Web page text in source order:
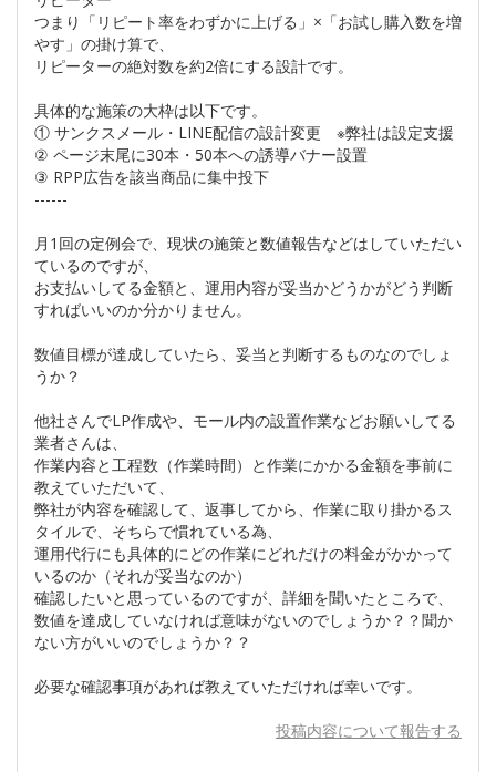
つまり「リピート率をわずかに上げる」×「お試し購入数を増
やす」の掛け算で、
リピーターの絶対数を約2倍にする設計です。
具体的な施策の大枠は以下です。
① サンクスメール・LINE配信の設計変更 ※弊社は設定支援
② ページ末尾に30本・50本への誘導バナー設置
③ RPP広告を該当商品に集中投下
------
月1回の定例会で、現状の施策と数値報告などはしていただい
ているのですが、
お支払いしてる金額と、運用内容が妥当かどうかがどう判断
すればいいのか分かりません。
数値目標が達成していたら、妥当と判断するものなのでしょ
うか？
他社さんでLP作成や、モール内の設置作業などお願いしてる
業者さんは、
作業内容と工程数（作業時間）と作業にかかる金額を事前に
教えていただいて、
弊社が内容を確認して、返事してから、作業に取り掛かるス
タイルで、そちらで慣れている為、
運用代行にも具体的にどの作業にどれだけの料金がかかって
いるのか（それが妥当なのか）
確認したいと思っているのですが、詳細を聞いたところで、
数値を達成していなければ意味がないのでしょうか？？聞か
ない方がいいのでしょうか？？
必要な確認事項があれば教えていただければ幸いです。
投稿内容について報告する